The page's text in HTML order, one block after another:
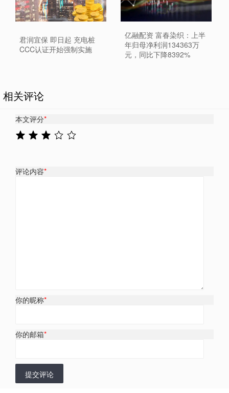
君润宜保 即日起 充电桩
CCC认证开始强制实施
亿融配资 富春染织：上半
年归母净利润134363万
元，同比下降8392%
相关评论
本文评分*
评论内容*
你的昵称*
你的邮箱*
提交评论